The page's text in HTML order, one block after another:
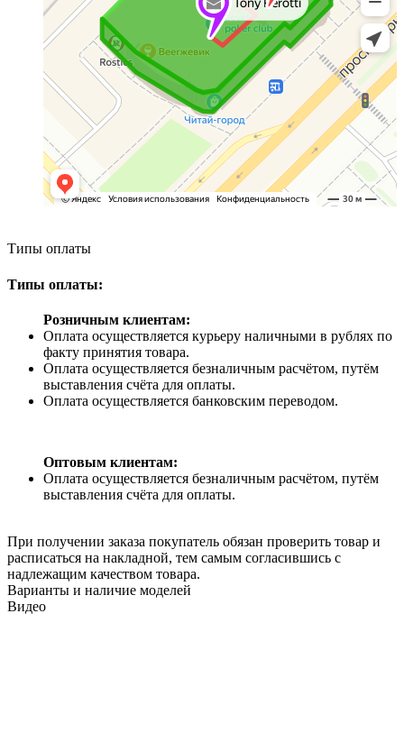
Типы оплаты
Типы оплаты:
Розничным клиентам:
Оплата осуществляется курьеру наличными в рублях по
факту принятия товара.
Оплата осуществляется безналичным расчётом, путём
выставления счёта для оплаты.
Оплата осуществляется банковским переводом.
Оптовым клиентам:
Оплата осуществляется безналичным расчётом, путём
выставления счёта для оплаты.
При получении заказа покупатель обязан проверить товар и
расписаться на накладной, тем самым согласившись с
надлежащим качеством товара.
Варианты и наличие моделей
Видео